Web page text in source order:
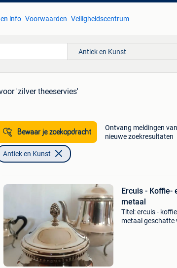
info Voorwaarden Veiligheidscentrum
Antiek en Kunst
'zilver theeservies'
Bewaar je zoekopdracht
Ontvang meldingen van
nieuwe zoekresultaten
Antiek en Kunst
Ercuis - Koffie-
metaal
Titel: ercuis -
metaal geschatte